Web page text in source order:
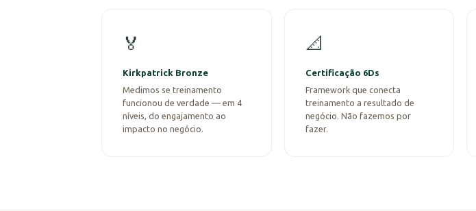
🏅
Kirkpatrick Bronze
Medimos se treinamento
funcionou de verdade — em 4
níveis, do engajamento ao
impacto no negócio.
📐
Certificação 6Ds
Framework que conecta
treinamento a resultado de
negócio. Não fazemos por
fazer.